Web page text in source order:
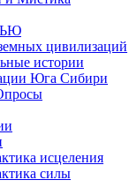
цивилизаций
истории
Юга Сибири
исцеления
силы